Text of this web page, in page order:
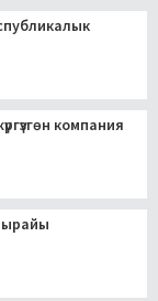
компания
ырайы